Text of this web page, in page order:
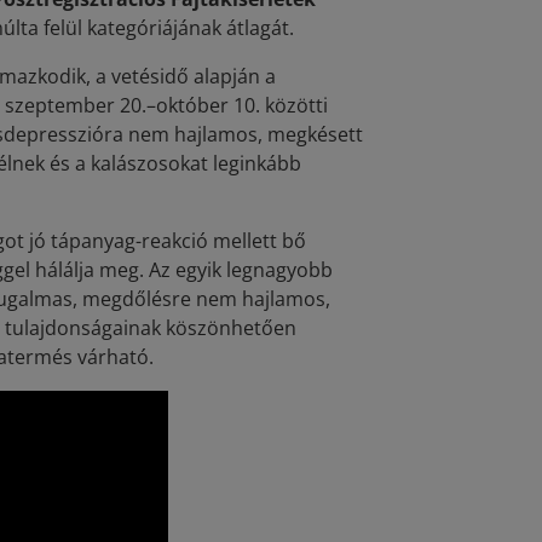
felül kategóriájának átlagát.
a vetésidő alapján a
20.–október 10. közötti
nem hajlamos, megkésett
és a kalászosokat leginkább
jó tápanyag-reakció mellett bő
hálálja meg. Az egyik legnagyobb
megdőlésre nem hajlamos,
köszönhetően
várható.